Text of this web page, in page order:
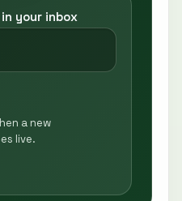
in your inbox
a new
live.